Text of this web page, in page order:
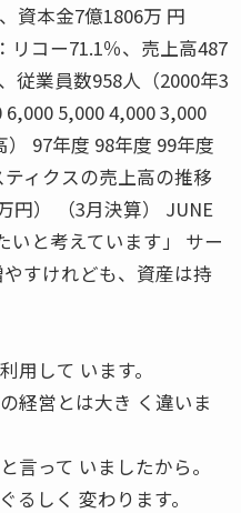
資本金7億1806万 円
リコー71.1％、売上高487
従業員数958人（2000年3
5,000 4,000 3,000
97年度 98年度 99年度
ィクスの売上高の推移
円） （3月決算） JUNE
いと考えています」 サー
やすけれども、資産は持
用して います。
経営とは大き く違いま
言って いましたから。
るしく 変わります。